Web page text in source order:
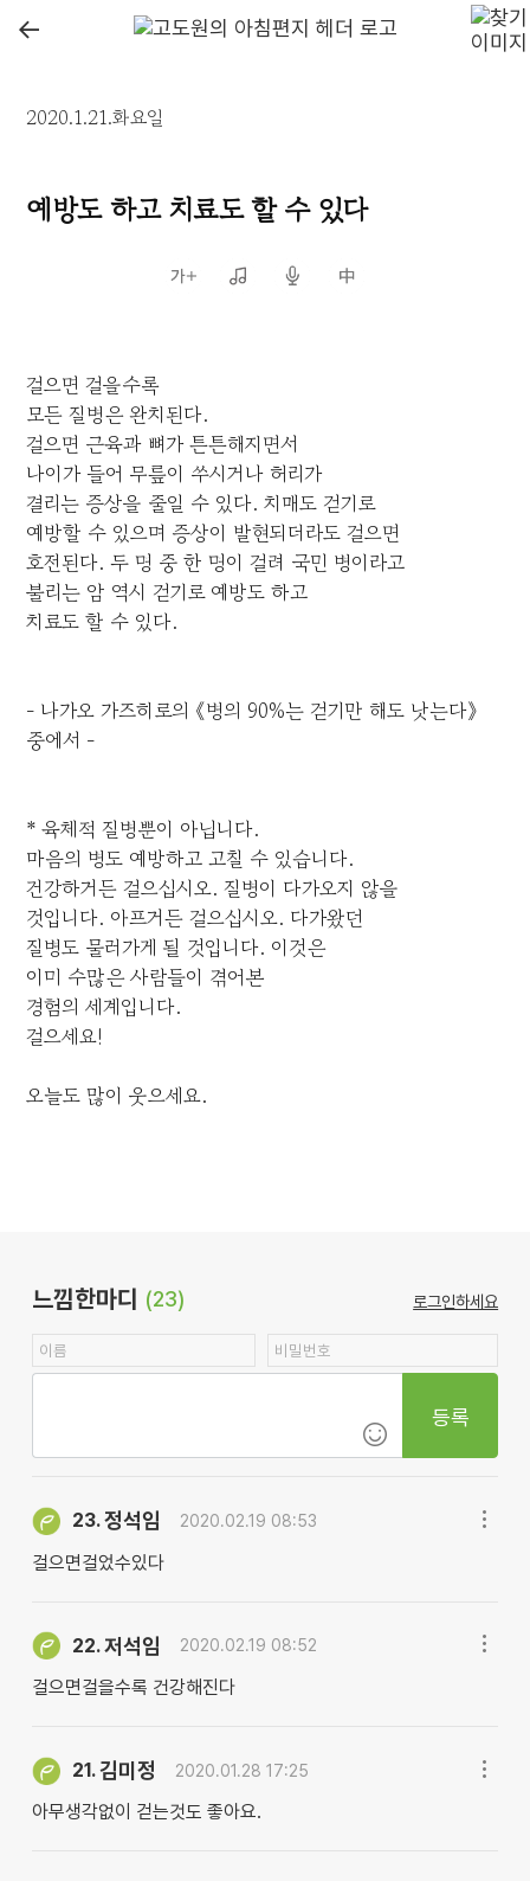
←
2020.1.21.화요일
예방도 하고 치료도 할 수 있다
걸으면 걸을수록
모든 질병은 완치된다.
걸으면 근육과 뼈가 튼튼해지면서
나이가 들어 무릎이 쑤시거나 허리가
결리는 증상을 줄일 수 있다. 치매도 걷기로
예방할 수 있으며 증상이 발현되더라도 걸으면
호전된다. 두 명 중 한 명이 걸려 국민 병이라고
불리는 암 역시 걷기로 예방도 하고
치료도 할 수 있다.
- 나가오 가즈히로의 《병의 90%는 걷기만 해도 낫는다》
중에서 -
* 육체적 질병뿐이 아닙니다.
마음의 병도 예방하고 고칠 수 있습니다.
건강하거든 걸으십시오. 질병이 다가오지 않을
것입니다. 아프거든 걸으십시오. 다가왔던
질병도 물러가게 될 것입니다. 이것은
이미 수많은 사람들이 겪어본
경험의 세계입니다.
걸으세요!
오늘도 많이 웃으세요.
느낌한마디 (23) 로그인하세요
등록
23.정석임 2020.02.19 08:53
걸으면걸었수있다
22.저석임 2020.02.19 08:52
걸으면걸을수록 건강해진다
21.김미정 2020.01.28 17:25
아무생각없이 걷는것도 좋아요.